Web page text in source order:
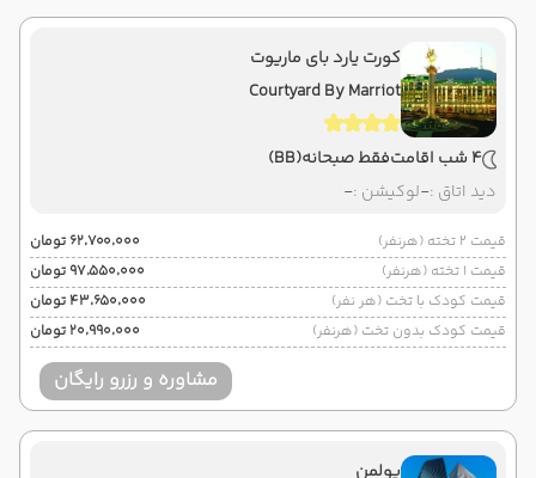
کورت یارد بای ماریوت
Courtyard By Marriot
4 شب اقامت فقط صبحانه(BB)
دید اتاق :-لوکیشن :-
قیمت 2 تخته (هرنفر)
۶۲٬۷۰۰٬۰۰۰ تومان
قیمت 1 تخته (هرنفر)
۹۷٬۵۵۰٬۰۰۰ تومان
قیمت کودک با تخت (هر نفر)
۴۳٬۶۵۰٬۰۰۰ تومان
قیمت کودک بدون تخت (هرنفر)
۲۰٬۹۹۰٬۰۰۰ تومان
مشاوره و رزرو رایگان
پولمن